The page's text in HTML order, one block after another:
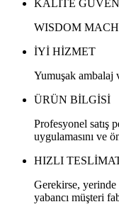
KALİTE
WISDOM
İYİ HİZMET
Yumuşak ambalaj
ÜRÜN BİLGİSİ
Profesyonel satış
uygulamasını ve
HIZLI
Gerekirse,
yabancı müşteri